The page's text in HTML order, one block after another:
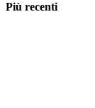
Più recenti